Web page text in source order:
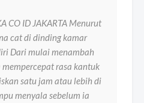
CO ID JAKARTA Menurut
cat di dinding kamar
Dari mulai menambah
rasa kantuk
satu jam atau lebih di
menyala sebelum ia